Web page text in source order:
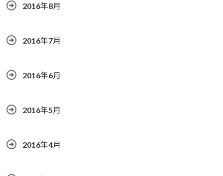
2016年8月
2016年7月
2016年6月
2016年5月
2016年4月